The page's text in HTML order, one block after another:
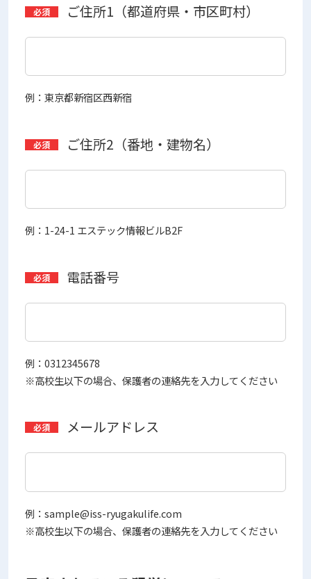
ご住所1（都道府県・市区町村）
例：東京都新宿区西新宿
ご住所2（番地・建物名）
例：1-24-1 エステック情報ビルB2F
電話番号
例：0312345678
※高校生以下の場合、保護者の連絡先を入力してください
メールアドレス
例：sample@iss-ryugakulife.com
※高校生以下の場合、保護者の連絡先を入力してください